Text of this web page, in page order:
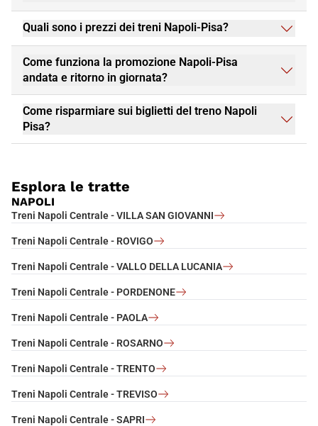
Quali sono i prezzi dei treni Napoli-Pisa?
Come funziona la promozione Napoli-Pisa
andata e ritorno in giornata?
Come risparmiare sui biglietti del treno Napoli
Pisa?
Esplora le tratte
NAPOLI
Treni Napoli Centrale - VILLA SAN GIOVANNI
Treni Napoli Centrale - ROVIGO
Treni Napoli Centrale - VALLO DELLA LUCANIA
Treni Napoli Centrale - PORDENONE
Treni Napoli Centrale - PAOLA
Treni Napoli Centrale - ROSARNO
Treni Napoli Centrale - TRENTO
Treni Napoli Centrale - TREVISO
Treni Napoli Centrale - SAPRI